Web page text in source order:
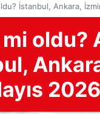
İstanbul, Ankara,
oldu?
2026